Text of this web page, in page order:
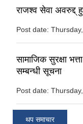
राजश्व सेवा अवरुद्द्
Post date:
सामाजिक सुरक्षा
सम्बन्धी सूचना
Post date:
थप समाचार